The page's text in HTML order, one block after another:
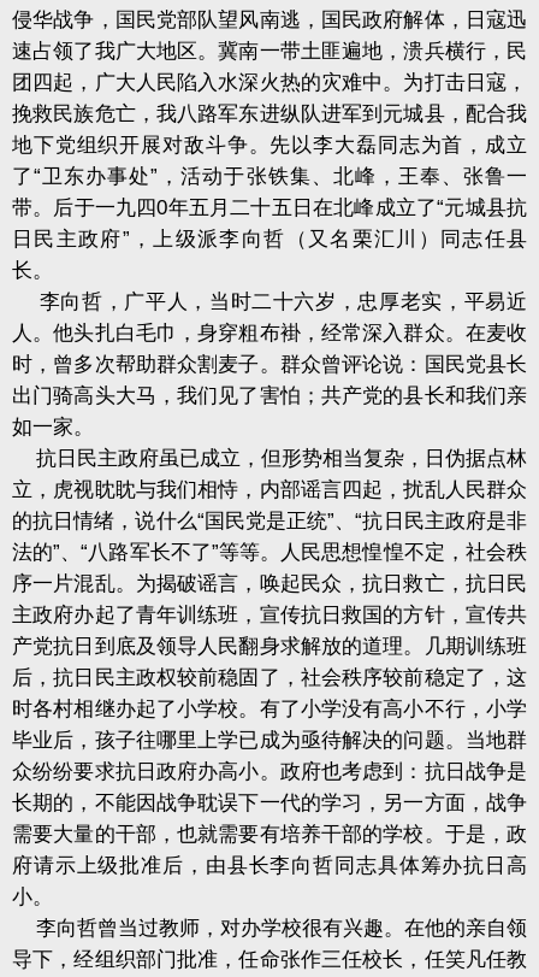
侵华战争，国民党部队望风南逃，国民政府解体，日寇迅
速占领了我广大地区。冀南一带土匪遍地，溃兵横行，民
团四起，广大人民陷入水深火热的灾难中。为打击日寇，
挽救民族危亡，我八路军东进纵队进军到元城县，配合我
地下党组织开展对敌斗争。先以李大磊同志为首，成立
了“卫东办事处”，活动于张铁集、北峰，王奉、张鲁一
带。后于一九四0年五月二十五日在北峰成立了“元城县抗
日民主政府”，上级派李向哲（又名栗汇川）同志任县
长。
李向哲，广平人，当时二十六岁，忠厚老实，平易近
人。他头扎白毛巾，身穿粗布褂，经常深入群众。在麦收
时，曾多次帮助群众割麦子。群众曾评论说：国民党县长
出门骑高头大马，我们见了害怕；共产党的县长和我们亲
如一家。
抗日民主政府虽已成立，但形势相当复杂，日伪据点林
立，虎视眈眈与我们相恃，内部谣言四起，扰乱人民群众
的抗日情绪，说什么“国民党是正统”、“抗日民主政府是非
法的”、“八路军长不了”等等。人民思想惶惶不定，社会秩
序一片混乱。为揭破谣言，唤起民众，抗日救亡，抗日民
主政府办起了青年训练班，宣传抗日救国的方针，宣传共
产党抗日到底及领导人民翻身求解放的道理。几期训练班
后，抗日民主政权较前稳固了，社会秩序较前稳定了，这
时各村相继办起了小学校。有了小学没有高小不行，小学
毕业后，孩子往哪里上学已成为亟待解决的问题。当地群
众纷纷要求抗日政府办高小。政府也考虑到：抗日战争是
长期的，不能因战争耽误下一代的学习，另一方面，战争
需要大量的干部，也就需要有培养干部的学校。于是，政
府请示上级批准后，由县长李向哲同志具体筹办抗日高
小。
李向哲曾当过教师，对办学校很有兴趣。在他的亲自领
导下，经组织部门批准，任命张作三任校长，任笑凡任教